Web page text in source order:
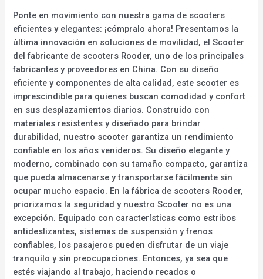
Ponte en movimiento con nuestra gama de scooters
eficientes y elegantes: ¡cómpralo ahora! Presentamos la
última innovación en soluciones de movilidad, el Scooter
del fabricante de scooters Rooder, uno de los principales
fabricantes y proveedores en China. Con su diseño
eficiente y componentes de alta calidad, este scooter es
imprescindible para quienes buscan comodidad y confort
en sus desplazamientos diarios. Construido con
materiales resistentes y diseñado para brindar
durabilidad, nuestro scooter garantiza un rendimiento
confiable en los años venideros. Su diseño elegante y
moderno, combinado con su tamaño compacto, garantiza
que pueda almacenarse y transportarse fácilmente sin
ocupar mucho espacio. En la fábrica de scooters Rooder,
priorizamos la seguridad y nuestro Scooter no es una
excepción. Equipado con características como estribos
antideslizantes, sistemas de suspensión y frenos
confiables, los pasajeros pueden disfrutar de un viaje
tranquilo y sin preocupaciones. Entonces, ya sea que
estés viajando al trabajo, haciendo recados o